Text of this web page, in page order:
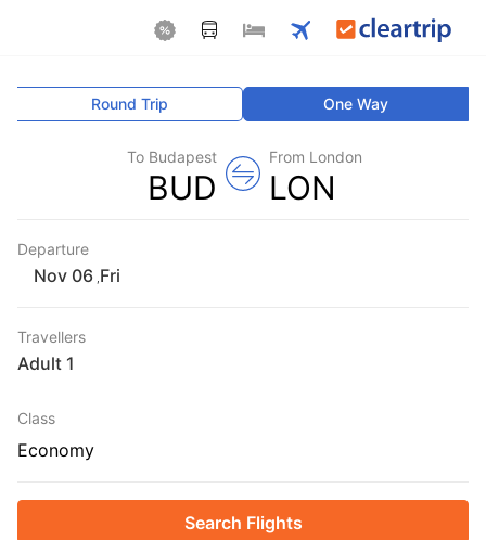
One Way
Round Trip
From London
LON
To Budapest
BUD
Departure
Fri
Travellers
1 Adult
Class
Economy